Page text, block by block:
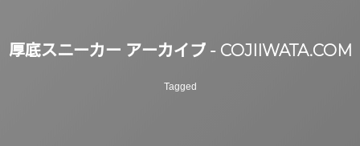
厚底スニーカー アーカイブ - COJIIWATA.COM
Tagged